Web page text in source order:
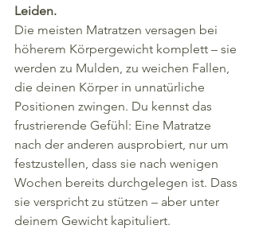
Leiden.
Die meisten Matratzen versagen bei
höherem Körpergewicht komplett – sie
werden zu Mulden, zu weichen Fallen,
die deinen Körper in unnatürliche
Positionen zwingen. Du kennst das
frustrierende Gefühl: Eine Matratze
nach der anderen ausprobiert, nur um
festzustellen, dass sie nach wenigen
Wochen bereits durchgelegen ist. Dass
sie verspricht zu stützen – aber unter
deinem Gewicht kapituliert.